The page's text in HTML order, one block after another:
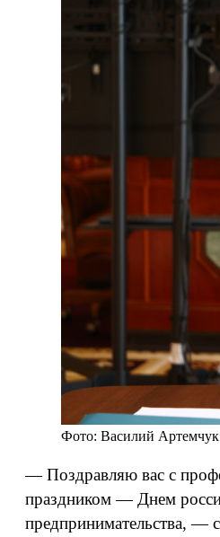
Фото: Василий Артемчук
— Поздравляю вас с
праздником — Днем
предпринимательства, —